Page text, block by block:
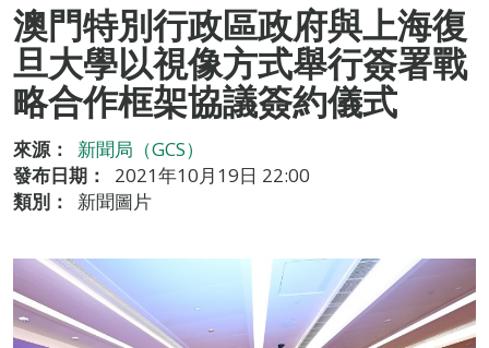
澳門特別行政區政府與上海復
旦大學以視像方式舉行簽署戰
略合作框架協議簽約儀式
來源：
新聞局（GCS）
發布日期：
2021年10月19日 22:00
類別：
新聞圖片